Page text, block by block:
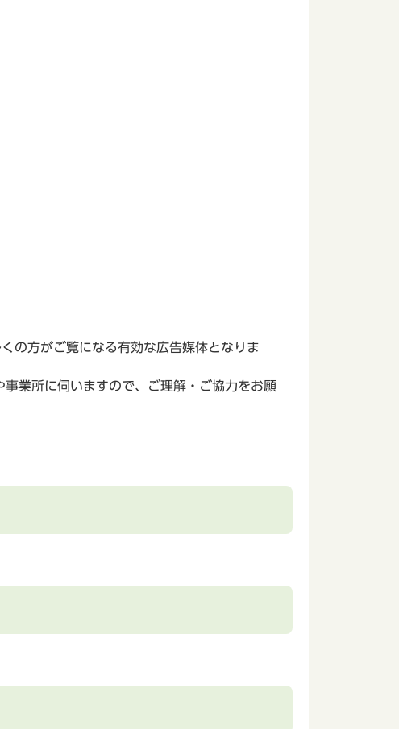
の方がご覧になる有効な広告媒体となりま
業所に伺いますので、ご理解・ご協力をお願